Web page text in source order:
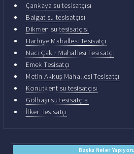
Çankaya su tesisatçısı
Balgat su tesisatçısı
Dikmen su tesisatçısı
Harbiye Mahallesi Tesisatçı
Naci Çakır Mahallesi Tesisatçı
Emek Tesisatçı
Metin Akkuş Mahallesi Tesisatçı
Konutkent su tesisatçısı
Gölbaşı su tesisatçısı
İlker Tesisatçı
Başka Neler